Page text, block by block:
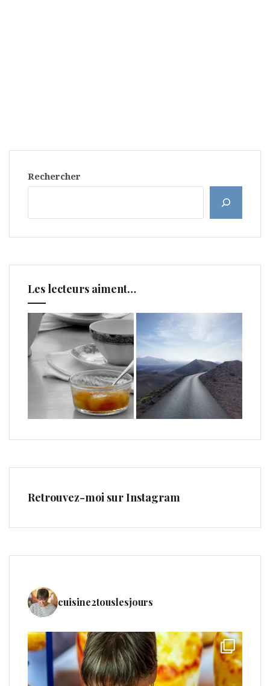
Rechercher
Les lecteurs aiment…
Retrouvez-moi sur Instagram
cuisine2touslesjours